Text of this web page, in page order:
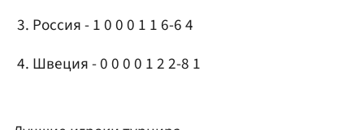
Россия - 1 0 0 0 1 1 6-6 4
Швеция - 0 0 0 0 1 2 2-8 1